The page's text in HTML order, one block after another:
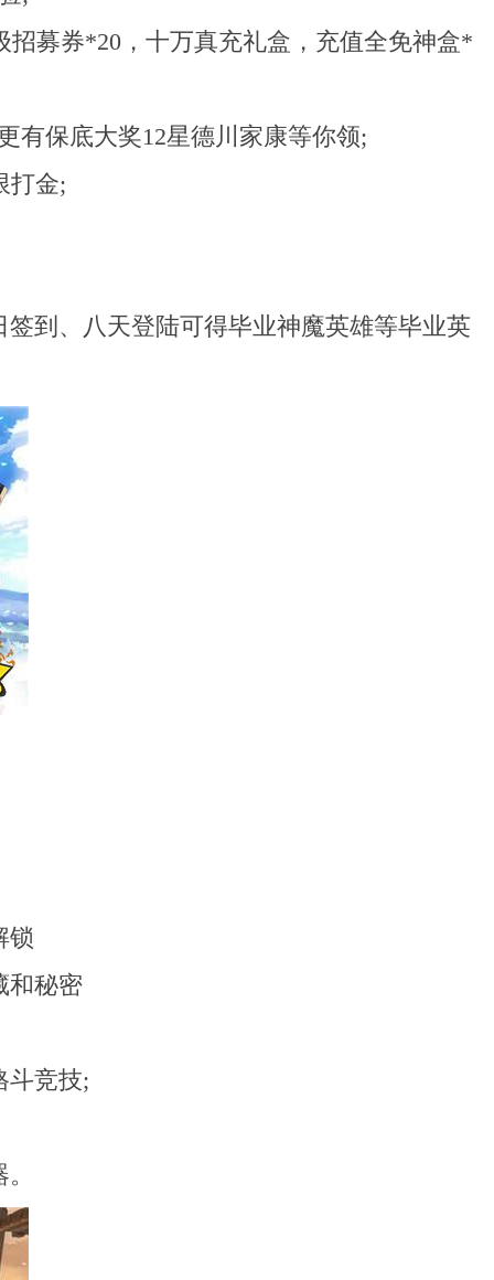
募券*20，十万真充礼盒，充值全免神盒*
有保底大奖12星德川家康等你领;
打金;
到、八天登陆可得毕业神魔英雄等毕业英
锁
和秘密
斗竞技;